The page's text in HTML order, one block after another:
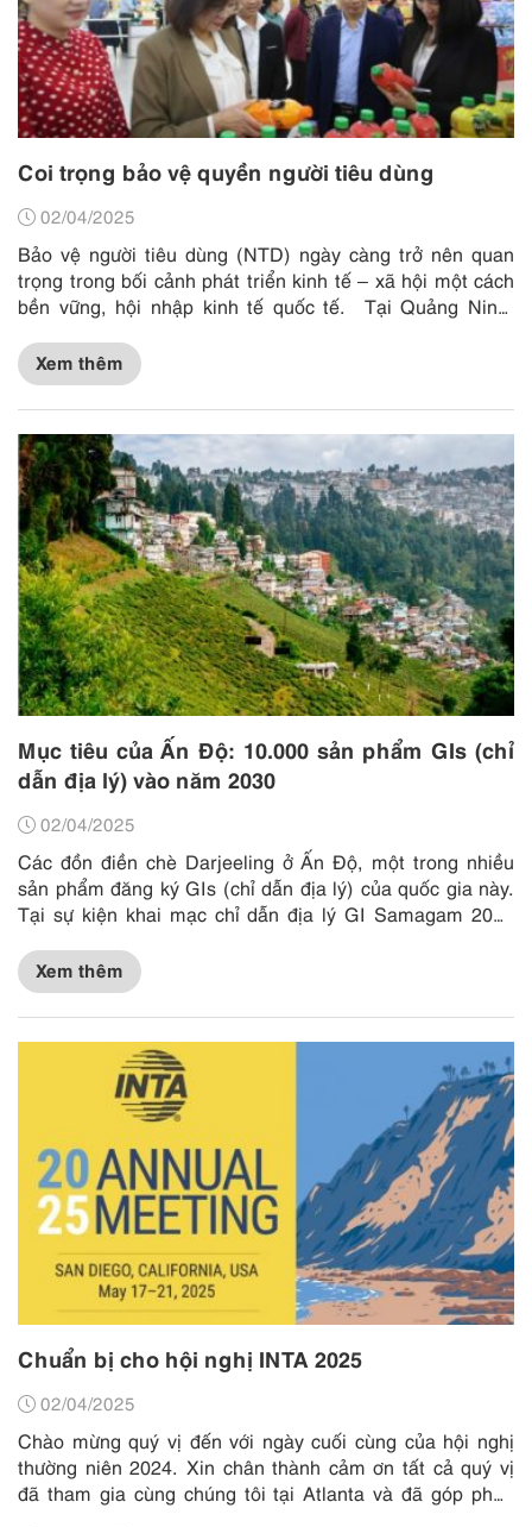
Coi trọng bảo vệ quyền người tiêu dùng
02/04/2025
Bảo vệ người tiêu dùng (NTD) ngày càng trở nên quan
trọng trong bối cảnh phát triển kinh tế – xã hội một cách
bền vững, hội nhập kinh tế quốc tế. Tại Quảng Ninh,
Xem thêm
Mục tiêu của Ấn Độ: 10.000 sản phẩm GIs (chỉ
dẫn địa lý) vào năm 2030
02/04/2025
Các đồn điền chè Darjeeling ở Ấn Độ, một trong nhiều
sản phẩm đăng ký GIs (chỉ dẫn địa lý) của quốc gia này.
Tại sự kiện khai mạc chỉ dẫn địa lý GI Samagam 2025
Xem thêm
Chuẩn bị cho hội nghị INTA 2025
02/04/2025
Chào mừng quý vị đến với ngày cuối cùng của hội nghị
thường niên 2024. Xin chân thành cảm ơn tất cả quý vị
đã tham gia cùng chúng tôi tại Atlanta và đã góp phần